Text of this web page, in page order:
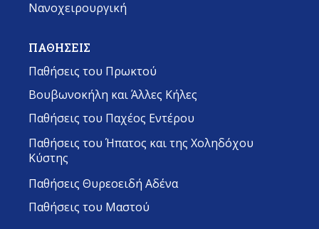
Νανοχειρουργική
ΠΑΘΗΣΕΙΣ
Παθήσεις του Πρωκτού
Βουβωνοκήλη και Άλλες Κήλες
Παθήσεις του Παχέος Εντέρου
Παθήσεις του Ήπατος και της Χοληδόχου
Κύστης
Παθήσεις Θυρεοειδή Αδένα
Παθήσεις του Μαστού